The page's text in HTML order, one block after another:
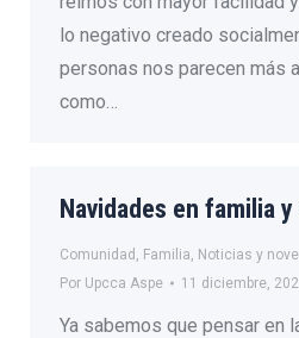
lo negativo creado
personas nos parecen más
como…
Navidades en familia y
Comunidad , Familia, Noticias y
Por Upcca Aspe 11 diciembre,
Ya sabemos que pensar en